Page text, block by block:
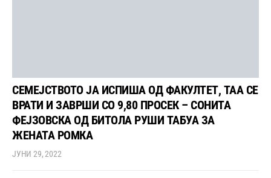
СЕМЕЈСТВОТО ЈА ИСПИША ОД ФАКУЛТЕТ, ТАА СЕ
ВРАТИ И ЗАВРШИ СО 9,80 ПРОСЕК – СОНИТА
ФЕЈЗОВСКА ОД БИТОЛА РУШИ ТАБУА ЗА
ЖЕНАТА РОМКА
ЈУНИ 29, 2022